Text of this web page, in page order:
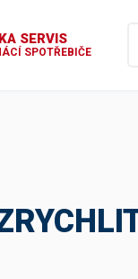
SERVIS
SPOTŘEBIČE